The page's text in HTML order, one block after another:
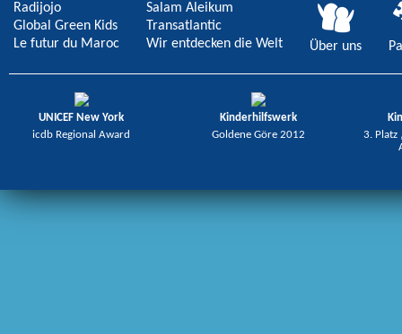
Radijojo
Global Green Kids
Le futur du Maroc
Salam Aleikum
Transatlantic
Wir entdecken die Welt
Über uns
UNICEF New York
icdb Regional Award
Kinderhilfswerk
Goldene Göre 2012
3. Platz